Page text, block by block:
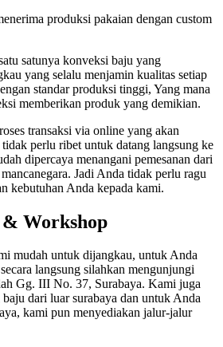
produksi pakaian dengan custom
satunya konveksi baju yang
yang selalu menjamin kualitas setiap
standar produksi tinggi, Yang mana
memberikan produk yang demikian.
transaksi via online yang akan
perlu ribet untuk datang langsung ke
dipercaya menangani pemesanan dari
Jadi Anda tidak perlu ragu
kebutuhan Anda kepada kami.
Workshop
mudah untuk dijangkau, untuk Anda
langsung silahkan mengunjungi
Gg. III No. 37, Surabaya. Kami juga
dari luar surabaya dan untuk Anda
kami pun menyediakan jalur-jalur